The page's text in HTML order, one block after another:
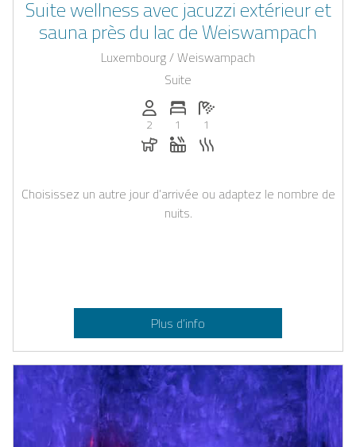
Suite wellness avec jacuzzi extérieur et
sauna près du lac de Weiswampach
Luxembourg / Weiswampach
Suite
Personnes (max): 2
2
Nombre de chambres: 1
1
Nombre de salles de bain: 1
1
Chiens autorisés
Jacuzzi
Choisissez un autre jour d’arrivée ou adaptez le nombre de
nuits.
Plus d’info